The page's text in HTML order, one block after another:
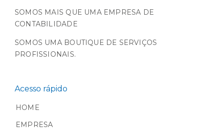
SOMOS MAIS QUE UMA EMPRESA DE
CONTABILIDADE
SOMOS UMA BOUTIQUE DE SERVIÇOS
PROFISSIONAIS.
Acesso rápido
HOME
EMPRESA